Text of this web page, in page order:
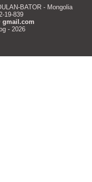
BATOR - Mongolia
19-839
gmail.com
- 2026